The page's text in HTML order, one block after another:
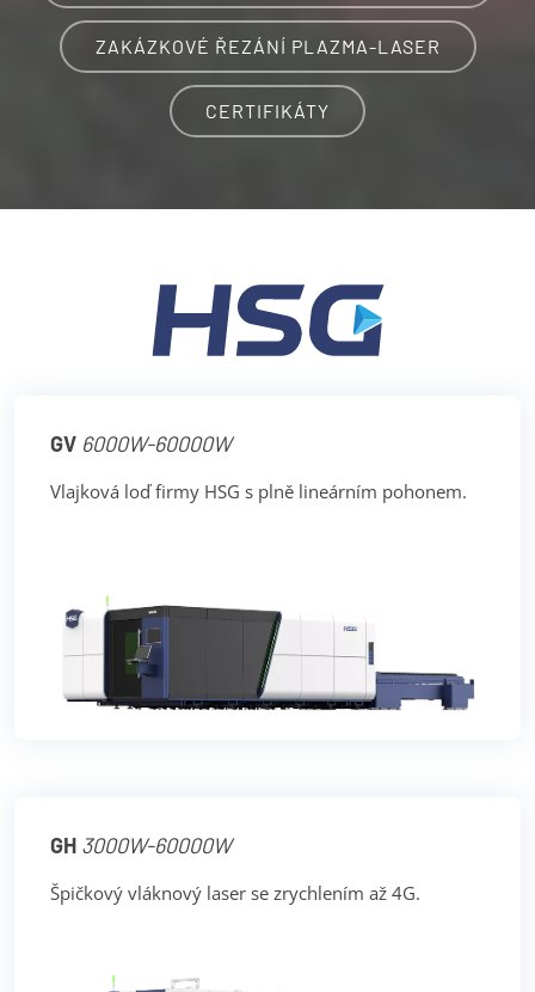
ZAKÁZKOVÉ ŘEZÁNÍ PLAZMA-LASER
CERTIFIKÁTY
GV 6000W-60000W
Vlajková loď firmy HSG s plně lineárním pohonem.
GH 3000W-60000W
Špičkový vláknový laser se zrychlením až 4G.